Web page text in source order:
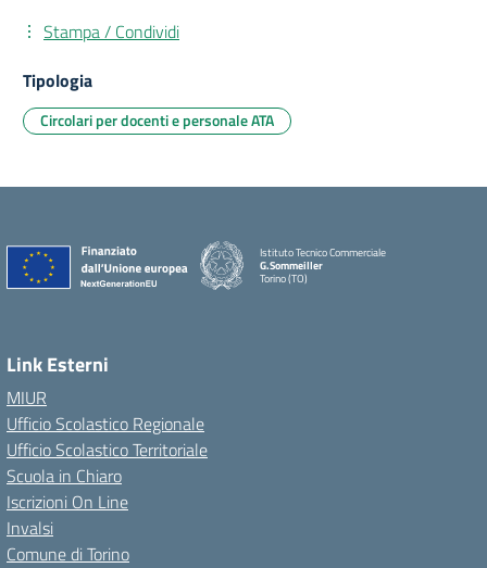
Stampa / Condividi
Tipologia
Circolari per docenti e personale ATA
Istituto Tecnico Commerciale
G.Sommeiller
Torino (TO)
Link Esterni
MIUR
Ufficio Scolastico Regionale
Ufficio Scolastico Territoriale
Scuola in Chiaro
Iscrizioni On Line
Invalsi
Comune di Torino